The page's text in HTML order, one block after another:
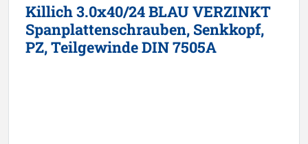
Killich 3.0x40/24 BLAU VERZINKT
Spanplattenschrauben, Senkkopf,
PZ, Teilgewinde DIN 7505A